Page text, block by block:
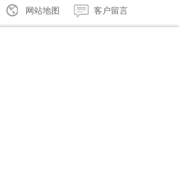
网站地图 客户留言